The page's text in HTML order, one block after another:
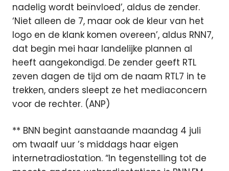
nadelig wordt beïnvloed’, aldus de zender.
‘Niet alleen de 7, maar ook de kleur van het
logo en de klank komen overeen’, aldus RNN7,
dat begin mei haar landelijke plannen al
heeft aangekondigd. De zender geeft RTL
zeven dagen de tijd om de naam RTL7 in te
trekken, anders sleept ze het mediaconcern
voor de rechter. (ANP)
** BNN begint aanstaande maandag 4 juli
om twaalf uur ’s middags haar eigen
internetradiostation. “In tegenstelling tot de